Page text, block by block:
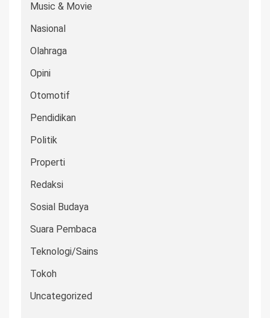
Music & Movie
Nasional
Olahraga
Opini
Otomotif
Pendidikan
Politik
Properti
Redaksi
Sosial Budaya
Suara Pembaca
Teknologi/Sains
Tokoh
Uncategorized